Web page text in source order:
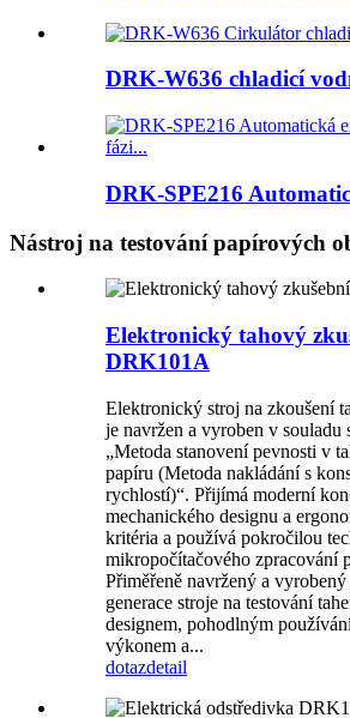
DRK-W636 chladicí
DRK-SPE216
Nástroj na testování papírových
Elektronický tahový
DRK101A
Elektronický stroj na zkoušení
je navržen a vyroben v souladu
„Metoda stanovení pevnosti v
papíru (Metoda nakládání s
rychlostí)“. Přijímá moderní
mechanického designu a
kritéria a používá pokročilou
mikropočítačového zpracování
Přiměřeně navržený a
generace stroje na testování
designem, pohodlným
výkonem a...
dotazdetail